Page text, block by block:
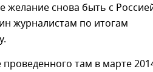
желание снова быть с
журналистам по итогам
там в марте